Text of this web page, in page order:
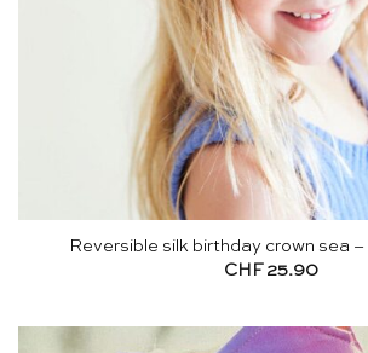
Reversible silk birthday crown sea –
CHF25.90